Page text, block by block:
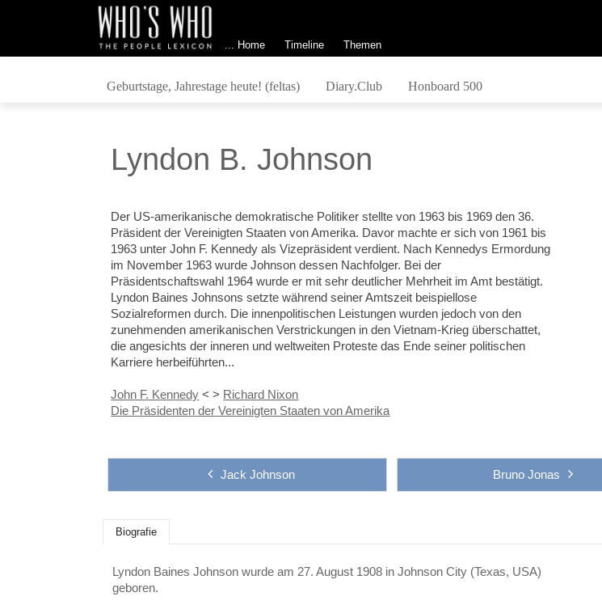
... Home Timeline Themen
Geburtstage, Jahrestage heute! (feltas) Diary.Club Honboard 500
Lyndon B. Johnson
Der US-amerikanische demokratische Politiker stellte von 1963 bis 1969 den 36.
Präsident der Vereinigten Staaten von Amerika. Davor machte er sich von 1961 bis
1963 unter John F. Kennedy als Vizepräsident verdient. Nach Kennedys Ermordung
im November 1963 wurde Johnson dessen Nachfolger. Bei der
Präsidentschaftswahl 1964 wurde er mit sehr deutlicher Mehrheit im Amt bestätigt.
Lyndon Baines Johnsons setzte während seiner Amtszeit beispiellose
Sozialreformen durch. Die innenpolitischen Leistungen wurden jedoch von den
zunehmenden amerikanischen Verstrickungen in den Vietnam-Krieg überschattet,
die angesichts der inneren und weltweiten Proteste das Ende seiner politischen
Karriere herbeiführten...
John F. Kennedy < > Richard Nixon
Die Präsidenten der Vereinigten Staaten von Amerika
Jack Johnson Bruno Jonas
Biografie
Lyndon Baines Johnson wurde am 27. August 1908 in Johnson City (Texas, USA)
geboren.